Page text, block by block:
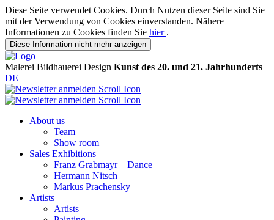
Diese Seite verwendet Cookies. Durch Nutzen dieser Seite sind Sie
mit der Verwendung von Cookies einverstanden. Nähere
Informationen zu Cookies finden Sie hier .
Diese Information nicht mehr anzeigen
Malerei Bildhauerei Design Kunst des 20. und 21. Jahrhunderts
DE
About us
Team
Show room
Sales Exhibitions
Franz Grabmayr – Dance
Hermann Nitsch
Markus Prachensky
Artists
Artists